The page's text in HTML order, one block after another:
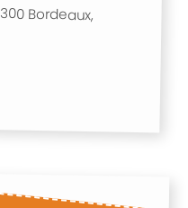
Bordeaux,